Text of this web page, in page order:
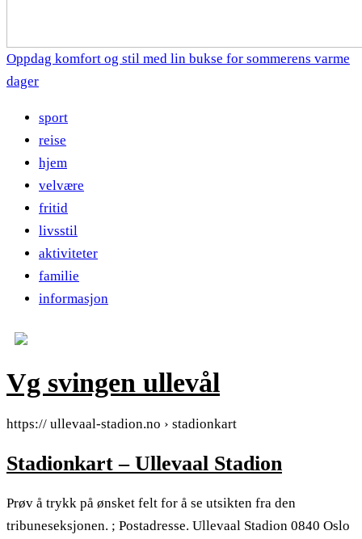
Oppdag komfort og stil med lin bukse for sommerens varme
dager
sport
reise
hjem
velvære
fritid
livsstil
aktiviteter
familie
informasjon
Vg svingen ullevål
https:// ullevaal-stadion.no › stadionkart
Stadionkart – Ullevaal Stadion
Prøv å trykk på ønsket felt for å se utsikten fra den
tribuneseksjonen. ; Postadresse. Ullevaal Stadion 0840 Oslo